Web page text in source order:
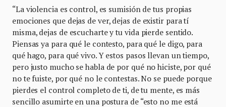
“La violencia es control, es sumisión de tus propias
emociones que dejas de ver, dejas de existir para tí
misma, dejas de escucharte y tu vida pierde sentido.
Piensas ya para qué le contesto, para qué le digo, para
qué hago, para qué vivo. Y estos pasos llevan un tiempo,
pero justo mucho se habla de por qué no hiciste, por qué
no te fuiste, por qué no le contestas. No se puede porque
pierdes el control completo de ti, de tu mente, es más
sencillo asumirte en una postura de “esto no me está